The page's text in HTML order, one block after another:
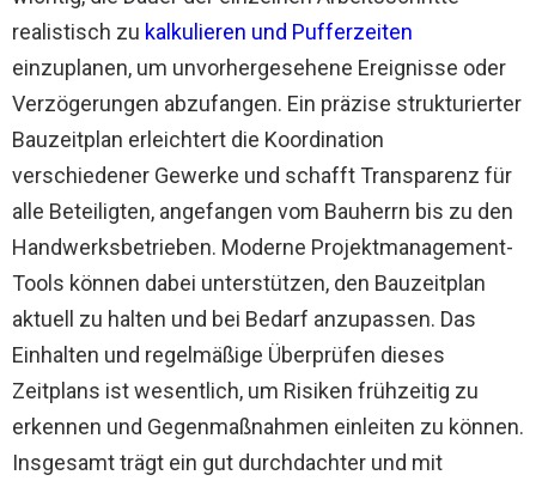
realistisch zu kalkulieren und Pufferzeiten
einzuplanen, um unvorhergesehene Ereignisse oder
Verzögerungen abzufangen. Ein präzise strukturierter
Bauzeitplan erleichtert die Koordination
verschiedener Gewerke und schafft Transparenz für
alle Beteiligten, angefangen vom Bauherrn bis zu den
Handwerksbetrieben. Moderne Projektmanagement-
Tools können dabei unterstützen, den Bauzeitplan
aktuell zu halten und bei Bedarf anzupassen. Das
Einhalten und regelmäßige Überprüfen dieses
Zeitplans ist wesentlich, um Risiken frühzeitig zu
erkennen und Gegenmaßnahmen einleiten zu können.
Insgesamt trägt ein gut durchdachter und mit